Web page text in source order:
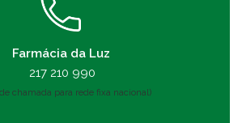
Farmácia da Luz
217 210 990
chamada para rede fixa nacional)